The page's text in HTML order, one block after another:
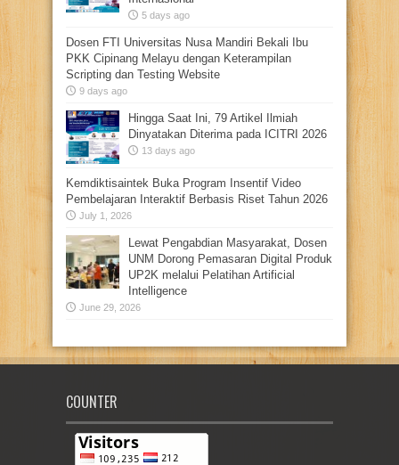
5 days ago
Dosen FTI Universitas Nusa Mandiri Bekali Ibu
PKK Cipinang Melayu dengan Keterampilan
Scripting dan Testing Website
9 days ago
Hingga Saat Ini, 79 Artikel Ilmiah
Dinyatakan Diterima pada ICITRI 2026
13 days ago
Kemdiktisaintek Buka Program Insentif Video
Pembelajaran Interaktif Berbasis Riset Tahun 2026
July 1, 2026
Lewat Pengabdian Masyarakat, Dosen
UNM Dorong Pemasaran Digital Produk
UP2K melalui Pelatihan Artificial
Intelligence
June 29, 2026
COUNTER